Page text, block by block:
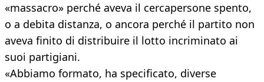
«massacro» perché aveva il cercapersone spento,
o a debita distanza, o ancora perché il partito non
aveva finito di distribuire il lotto incriminato ai
suoi partigiani.
«Abbiamo formato, ha specificato, diverse